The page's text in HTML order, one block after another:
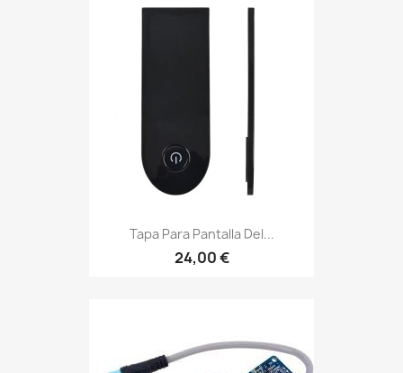
Tapa Para Pantalla Del...
24,00 €